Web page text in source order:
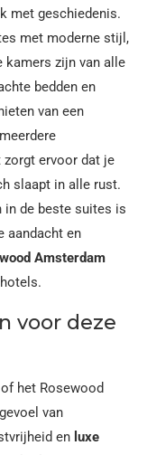
met geschiedenis.
met moderne stijl,
kamers zijn van alle
bedden en
van een
zorgt ervoor dat je
slaapt in alle rust.
in de beste suites is
aandacht en
Amsterdam
voor deze
het Rosewood
van
en luxe